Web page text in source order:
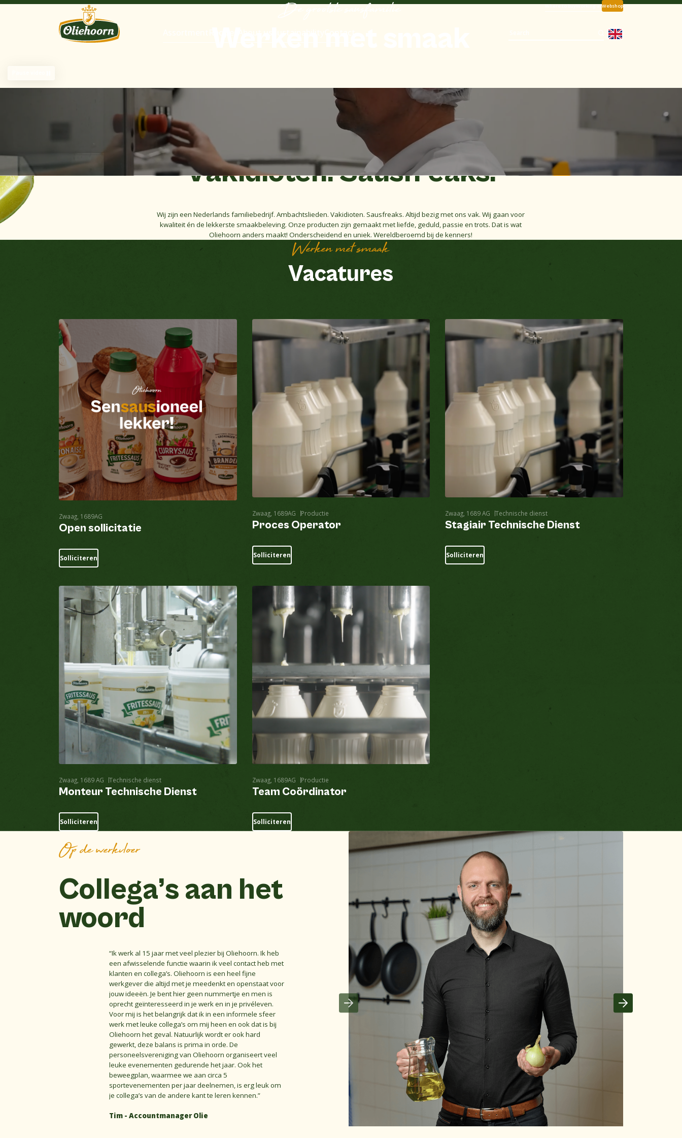
Where to buyWorking atWebshop
De grootste sausfamilie
Ambachtslieden.
Vakidioten. Sausfreaks.
Wij zijn een Nederlands familiebedrijf. Ambachtslieden. Vakidioten. Sausfreaks. Altijd bezig met ons vak. Wij gaan voor
kwaliteit én de lekkerste smaakbeleving. Onze producten zijn gemaakt met liefde, geduld, passie en trots. Dat is wat
Oliehoorn anders maakt! Onderscheidend en uniek. Wereldberoemd bij de kenners!
Werken met smaak
Vacatures
Zwaag, 1689AG
Open sollicitatie
Solliciteren
Zwaag, 1689AG Productie
Proces Operator
Solliciteren
Zwaag, 1689 AG Technische dienst
Stagiair Technische Dienst
Solliciteren
Zwaag, 1689 AG Technische dienst
Monteur Technische Dienst
Solliciteren
Zwaag, 1689AG Productie
Team Coördinator
Solliciteren
Op de werkvloer
Collega’s aan het
woord
“Ik werk al 15 jaar met veel plezier bij Oliehoorn. Ik heb
een afwisselende functie waarin ik veel contact heb met
klanten en collega’s. Oliehoorn is een heel fijne
werkgever die altijd met je meedenkt en openstaat voor
jouw ideeën. Je bent hier geen nummertje en men is
oprecht geïnteresseerd in je werk en in je privéleven.
Voor mij is het belangrijk dat ik in een informele sfeer
werk met leuke collega’s om mij heen en ook dat is bij
Oliehoorn het geval. Natuurlijk wordt er ook hard
gewerkt, deze balans is prima in orde. De
personeelsvereniging van Oliehoorn organiseert veel
leuke evenementen gedurende het jaar. Ook het
beweegplan, waarmee we aan circa 5
sportevenementen per jaar deelnemen, is erg leuk om
je collega’s van de andere kant te leren kennen.”
Tim - Accountmanager Olie